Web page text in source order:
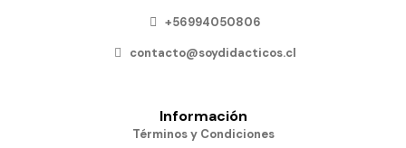
+56994050806
contacto@soydidacticos.cl
Información
Términos y Condiciones